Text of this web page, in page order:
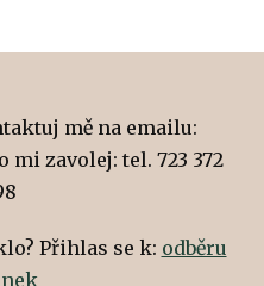
mě na emailu:
mi zavolej: tel. 723 372
Přihlas se k: odběru